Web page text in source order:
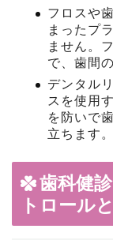
フロスや
まったプ
ません。
で、歯間
デンタル
スを使用
を防いで
立ちます。
歯科健
トロール